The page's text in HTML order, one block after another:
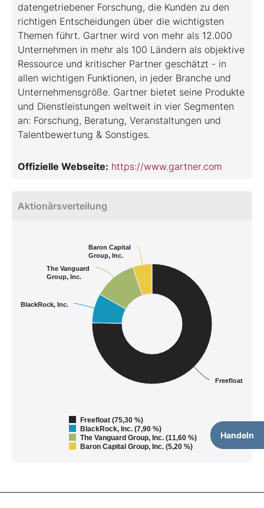
Handeln
datengetriebener Forschung, die Kunden zu den
richtigen Entscheidungen über die wichtigsten
Themen führt. Gartner wird von mehr als 12.000
Unternehmen in mehr als 100 Ländern als objektive
Ressource und kritischer Partner geschätzt - in
allen wichtigen Funktionen, in jeder Branche und
Unternehmensgröße. Gartner bietet seine Produkte
und Dienstleistungen weltweit in vier Segmenten
an: Forschung, Beratung, Veranstaltungen und
Talentbewertung & Sonstiges.
Offizielle Webseite: https://www.gartner.com
Aktionärsverteilung
Freefloat
BlackRock, Inc.
The Vanguard
Group, Inc.
Baron Capital
Group, Inc.
Freefloat (75,30 %)
BlackRock, Inc. (7,90 %)
The Vanguard Group, Inc. (11,60 %)
Baron Capital Group, Inc. (5,20 %)